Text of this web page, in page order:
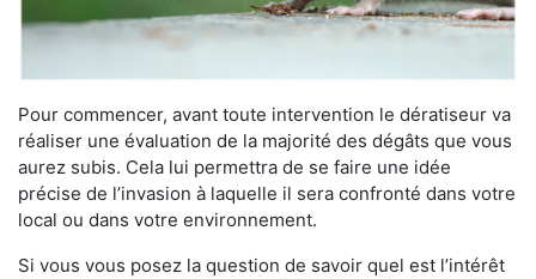
Pour commencer, avant toute intervention le dératiseur va
réaliser une évaluation de la majorité des dégâts que vous
aurez subis. Cela lui permettra de se faire une idée
précise de l’invasion à laquelle il sera confronté dans votre
local ou dans votre environnement.
Si vous vous posez la question de savoir quel est l’intérêt